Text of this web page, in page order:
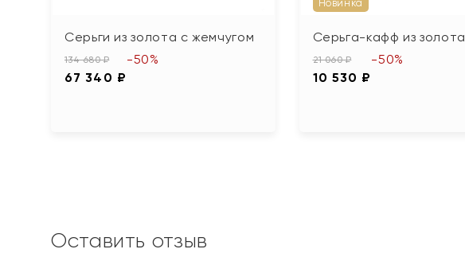
Серьги из золота с жемчугом
134 680 ₽
67 340 ₽
-50%
Новинка
Серьга-кафф из золота
21 060 ₽
10 530 ₽
-50%
Оставить отзыв